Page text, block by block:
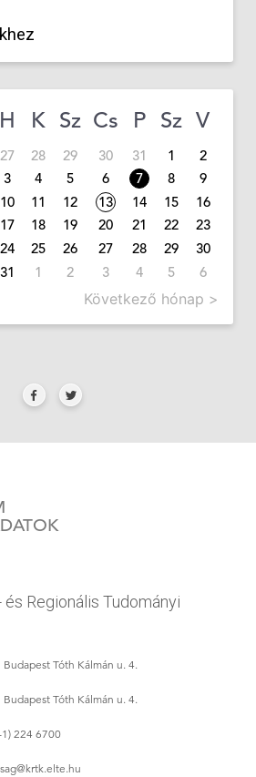
H K Sz Cs P Sz V
27 28 29 30 31 1
2
3
4 5 6 7 8
9
10
11 12 13 14 15
16
17
18 19 20 21 22
23
24
25 26 27 28 29
30
31
1 2 3 4 5 6
Következő hónap >
és Regionális Tudományi
Budapest Tóth Kálmán u. 4.
Budapest Tóth Kálmán u. 4.
224 6700
@krtk.elte.hu